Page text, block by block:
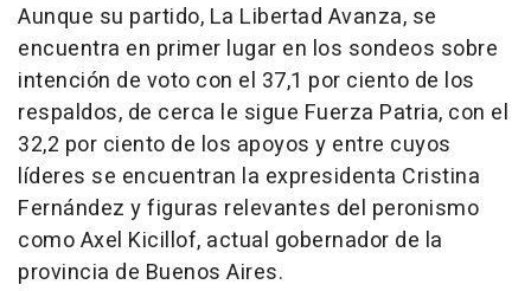
Aunque su partido, La Libertad Avanza, se
encuentra en primer lugar en los sondeos sobre
intención de voto con el 37,1 por ciento de los
respaldos, de cerca le sigue Fuerza Patria, con el
32,2 por ciento de los apoyos y entre cuyos
líderes se encuentran la expresidenta Cristina
Fernández y figuras relevantes del peronismo
como Axel Kicillof, actual gobernador de la
provincia de Buenos Aires.